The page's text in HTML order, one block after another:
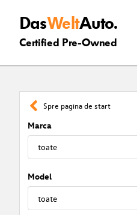
DasWeltAuto.
Certified Pre-Owned
Spre pagina de start
Marca
Model